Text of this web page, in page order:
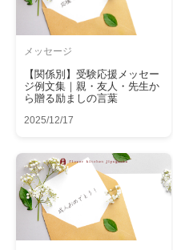
メッセージ
【関係別】受験応援メッセー
ジ例文集｜親・友人・先生か
ら贈る励ましの言葉
2025/12/17